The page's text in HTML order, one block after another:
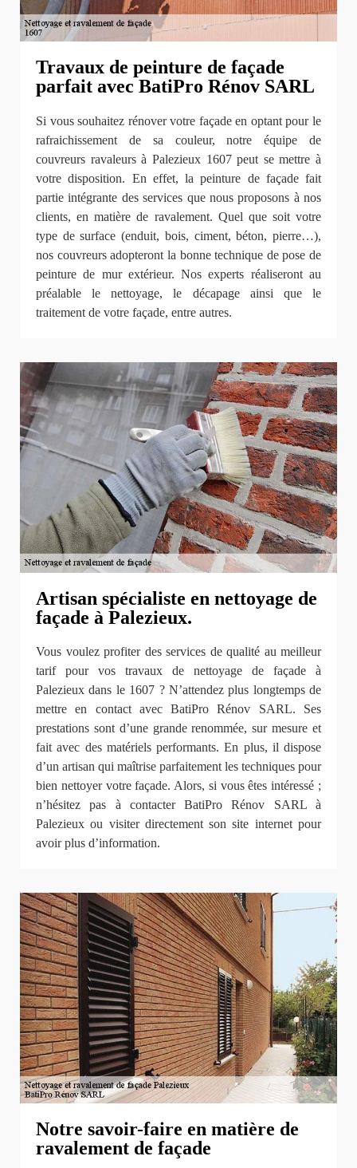
Travaux de peinture de façade
parfait avec BatiPro Rénov SARL
Si vous souhaitez rénover votre façade en optant pour le
rafraichissement de sa couleur, notre équipe de
couvreurs ravaleurs à Palezieux 1607 peut se mettre à
votre disposition. En effet, la peinture de façade fait
partie intégrante des services que nous proposons à nos
clients, en matière de ravalement. Quel que soit votre
type de surface (enduit, bois, ciment, béton, pierre…),
nos couvreurs adopteront la bonne technique de pose de
peinture de mur extérieur. Nos experts réaliseront au
préalable le nettoyage, le décapage ainsi que le
traitement de votre façade, entre autres.
Artisan spécialiste en nettoyage de
façade à Palezieux.
Vous voulez profiter des services de qualité au meilleur
tarif pour vos travaux de nettoyage de façade à
Palezieux dans le 1607 ? N’attendez plus longtemps de
mettre en contact avec BatiPro Rénov SARL. Ses
prestations sont d’une grande renommée, sur mesure et
fait avec des matériels performants. En plus, il dispose
d’un artisan qui maîtrise parfaitement les techniques pour
bien nettoyer votre façade. Alors, si vous êtes intéressé ;
n’hésitez pas à contacter BatiPro Rénov SARL à
Palezieux ou visiter directement son site internet pour
avoir plus d’information.
Notre savoir-faire en matière de
ravalement de façade